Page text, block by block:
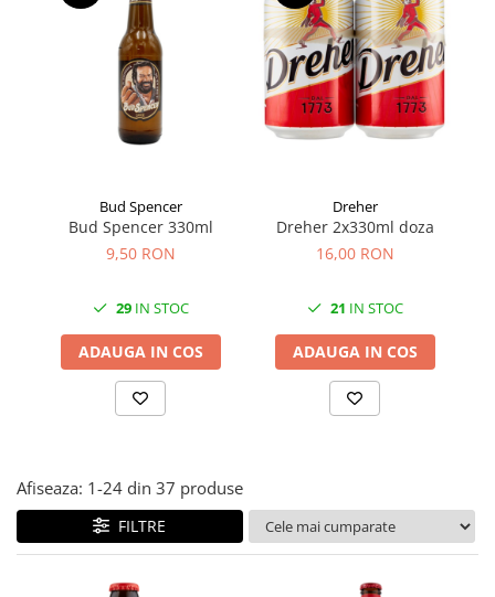
Condimente & Sare
Zahăr & Îndulcitori
Lapte & Condensat
Orez & Polenta
Bud Spencer
Bud Spencer 330ml
9,50 RON
29IN STOC
ADAUGA IN COS
Dreher
Dreher 2x330ml doza
16,00 RON
21 IN STOC
ADAUGA IN COS
Afiseaza: 1-24 din 37 produse
FILTRE